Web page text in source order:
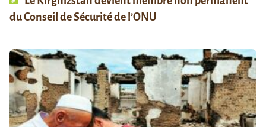
du Conseil de Sécurité de l’ONU